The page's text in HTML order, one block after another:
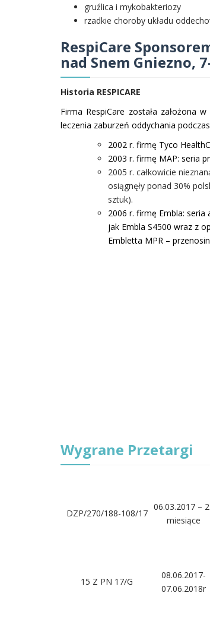
gruźlica i mykobakteriozy
rzadkie choroby układu
RespiCare
nad Snem Gniezno,
Historia RESPICARE
Firma RespiCare została założona
leczenia zaburzeń oddychania
2002 r. firmę Tyco
2003 r. firmę MAP: seria
2005 r. całkowicie
osiągnęły ponad 30%
sztuk).
2006 r. firmę Embla:
jak Embla S4500 wraz z
Embletta MPR –
Wygrane Przetargi
DZP/270/188-108/17
06.03.2017 –
miesiące
15 Z PN 17/G
08.06.2017-
07.06.2018r